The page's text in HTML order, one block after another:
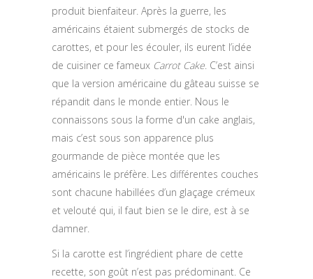
produit bienfaiteur. Après la guerre, les
américains étaient submergés de stocks de
carottes, et pour les écouler, ils eurent l’idée
de cuisiner ce fameux Carrot Cake. C’est ainsi
que la version américaine du gâteau suisse se
répandit dans le monde entier. Nous le
connaissons sous la forme d'un cake anglais,
mais c’est sous son apparence plus
gourmande de pièce montée que les
américains le préfère. Les différentes couches
sont chacune habillées d’un glaçage crémeux
et velouté qui, il faut bien se le dire, est à se
damner.
Si la carotte est l’ingrédient phare de cette
recette, son goût n’est pas prédominant. Ce